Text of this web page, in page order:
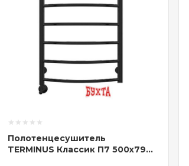
Полотенцесушитель
TERMINUS Классик П7 500x796